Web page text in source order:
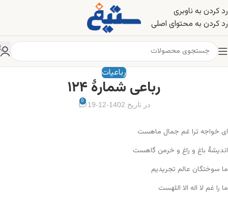
رد کردن به ناوبری
رد کردن به محتوای اصلی
رباعیات
رباعی شمارهٔ ۱۲۴
در تاریخ 1402-12-19 0
ای خواجه ترا غم جمال ماهست
اندیشهٔ باغ و راغ و خرمن گاهست
ما سوختگان عالم تجریدیم
ما را غم لا اله الا اللهست